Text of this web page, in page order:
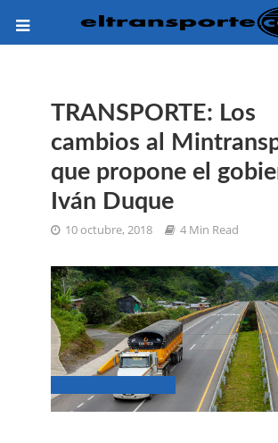
TRANSPORTE: Los
cambios al
que propone el
Iván Duque
10 octubre, 2018 4 Min Read